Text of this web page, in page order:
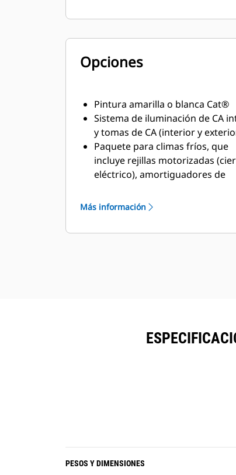
aplicaciones críticas
Opciones
Pintura amarilla o blanca Cat®
Sistema de iluminación de CA
y tomas de CA (interior y
Paquete para climas fríos, que
incluye rejillas motorizadas
eléctrico), amortiguadores de
de la carcasa
Más información
PESOS Y DIMENSIONES